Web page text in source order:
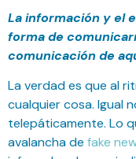
La información y el
forma de
comunicación de
La verdad es que al
cualquier cosa. Igual
telepáticamente. Lo
avalancha de fake